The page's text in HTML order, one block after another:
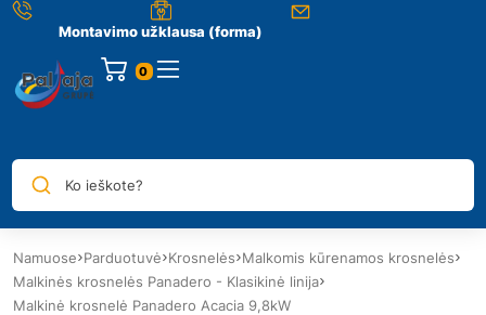
Montavimo užklausa (forma)
0
Ko ieškote?
Namuose Parduotuvė Krosnelės Malkomis kūrenamos krosnelės
Malkinės krosnelės Panadero - Klasikinė linija
Malkinė krosnelė Panadero Acacia 9,8kW